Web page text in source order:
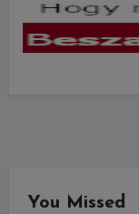
You Missed